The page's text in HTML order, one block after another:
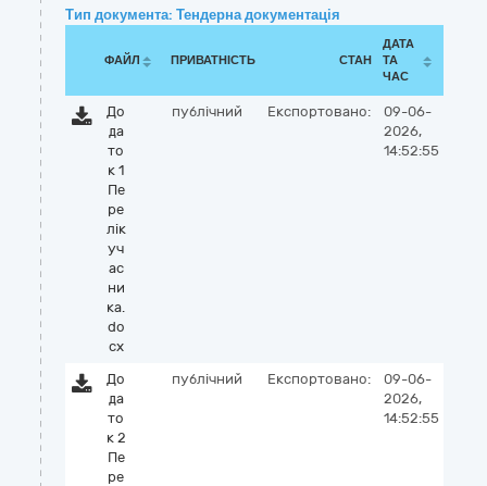
Тип документа: Тендерна документація
ФАЙЛ ПРИВАТНІСТЬ СТАН
ДАТА
ТА
ЧАС
До
да
то
к 1
Пе
ре
лік
уч
ас
ни
ка.
do
cx
публічний Експортовано:
09-06-
2026,
14:52:55
До
да
то
к 2
Пе
ре
публічний Експортовано:
09-06-
2026,
14:52:55